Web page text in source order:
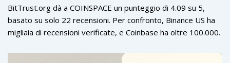
problemi sono aumentate. E soprattutto: nessuno di questi
utenti ha parlato della mancanza di regolamentazione.
Nessuno ha detto: "Ho perso i miei soldi e non ho potuto
BitTrust.org dà a COINSPACE un punteggio di 4.09 su 5,
basato su solo 22 recensioni. Per confronto, Binance US ha
migliaia di recensioni verificate, e Coinbase ha oltre 100.000.
qualità. È un segnale di pochi utenti, e probabilmente molti di